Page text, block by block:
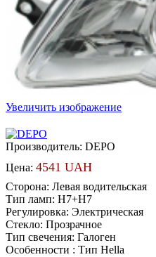
Увеличить изображение
Производитель: DEPO
Цена: 4541 UAH
Сторона: Левая водительская
Тип ламп: H7+H7
Регулировка: Электрическая
Стекло: Прозрачное
Тип свечения: Галоген
Особенности : Тип Hella